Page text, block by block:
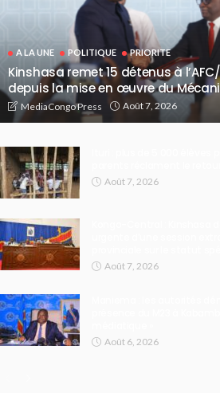
A LA UNE POLITIQUE PRIORITE
Kinshasa remet 15 détenus à
depuis la mise en œuvre du
MediaCongo Press Août 7, 2026
Août 7, 2026
Août 7, 2026
Août 6, 2026